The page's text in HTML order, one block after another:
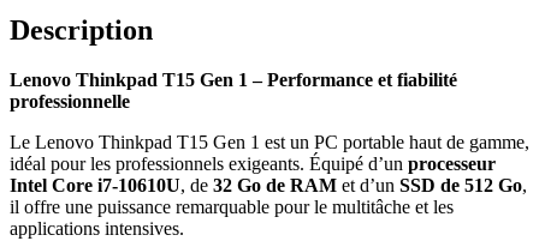
Description
Lenovo Thinkpad T15 Gen 1 – Performance et fiabilité
professionnelle
Le Lenovo Thinkpad T15 Gen 1 est un PC portable haut de gamme,
idéal pour les professionnels exigeants. Équipé d’un processeur
Intel Core i7-10610U, de 32 Go de RAM et d’un SSD de 512 Go,
il offre une puissance remarquable pour le multitâche et les
applications intensives.